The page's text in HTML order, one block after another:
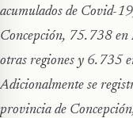
acumulados de Covid-
Concepción, 75.738
otras regiones y 6.735
Adicionalmente se
provincia de